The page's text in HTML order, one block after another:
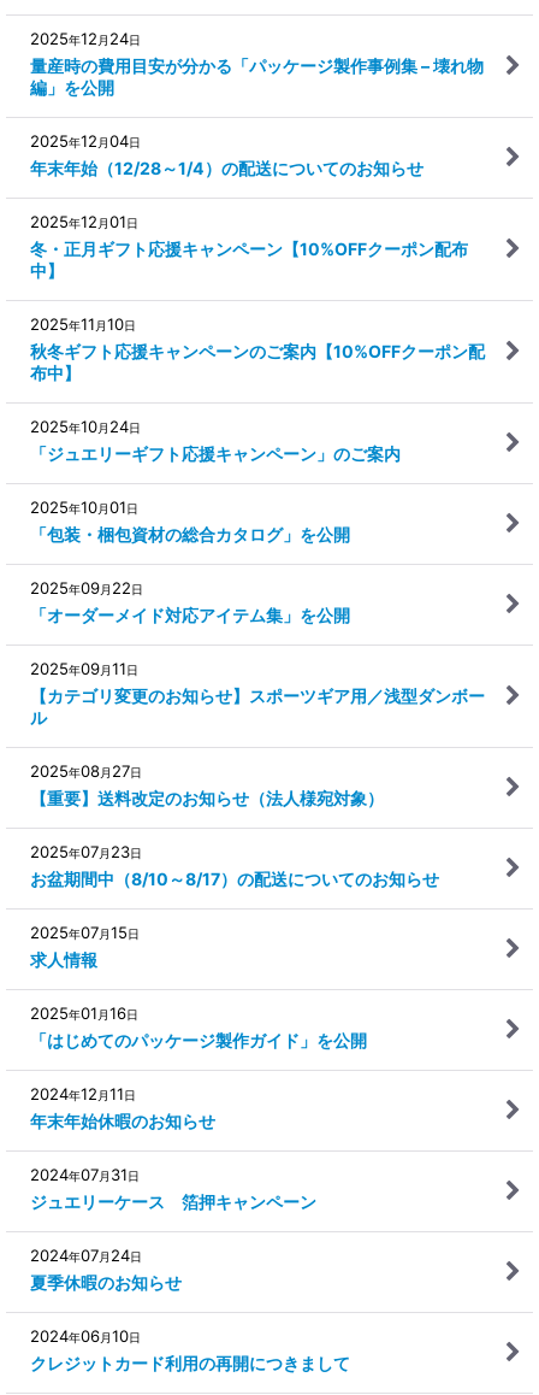
2025年12 月 24日
量産時の費用目安が分かる「パッケージ製作事例集 – 壊れ物
編」を公開
2025年12 月04日
年末年始（12/28～1/4）の配送についてのお知らせ
2025年12 月01日
冬・正月ギフト応援キャンペーン【10%OFFクーポン配布
中】
2025年11 月10日
秋冬ギフト応援キャンペーンのご案内【10%OFFクーポン配
布中】
2025年10月 24日
「ジュエリーギフト応援キャンペーン」のご案内
2025年10月01日
「包装・梱包資材の総合カタログ」を公開
2025年09月 22日
「オーダーメイド対応アイテム集」を公開
2025年09月11日
【カテゴリ変更のお知らせ】スポーツギア用／浅型ダンボー
ル
2025年08月 27日
【重要】送料改定のお知らせ（法人様宛対象）
2025年07月 23日
お盆期間中（8/10～8/17）の配送についてのお知らせ
2025年07月15日
求人情報
2025年01 月16日
「はじめてのパッケージ製作ガイド」を公開
2024年12 月11日
年末年始休暇のお知らせ
2024年07月 31日
ジュエリーケース 箔押キャンペーン
2024年07月 24日
夏季休暇のお知らせ
2024年06月10日
クレジットカード利用の再開につきまして